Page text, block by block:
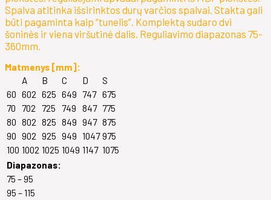
Spalva atitinka išsirinktos durų varčios spalvai. Stakta gali
būti pagaminta kaip “tunelis”. Komplektą sudaro dvi
šoninės ir viena viršutinė dalis. Reguliavimo diapazonas 75-
360mm.
Matmenys [mm]:
A
B C D
S
60 602 625 649 747 675
70
702 725 749 847 775
80 802 825 849 947 875
90 902 925 949 1047 975
100 1002 1025 1049 1147 1075
Diapazonas:
75 – 95
95 – 115